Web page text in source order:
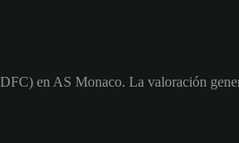
en AS Monaco. La valoración